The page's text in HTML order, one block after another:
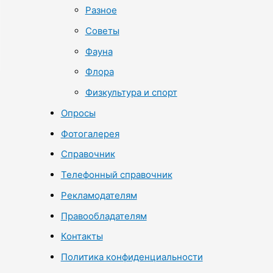
Разное
Советы
Фауна
Флора
Физкультура и спорт
Опросы
Фотогалерея
Справочник
Телефонный справочник
Рекламодателям
Правообладателям
Контакты
Политика конфиденциальности